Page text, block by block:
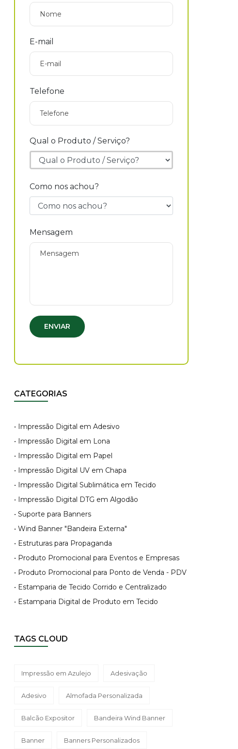
E-mail
Telefone
Qual o Produto / Serviço?
Como nos achou?
Mensagem
ENVIAR
CATEGORIAS
• Impressão Digital em Adesivo
• Impressão Digital em Lona
• Impressão Digital em Papel
• Impressão Digital UV em Chapa
• Impressão Digital Sublimática em Tecido
• Impressão Digital DTG em Algodão
• Suporte para Banners
• Wind Banner "Bandeira Externa"
• Estruturas para Propaganda
• Produto Promocional para Eventos e Empresas
• Produto Promocional para Ponto de Venda - PDV
• Estamparia de Tecido Corrido e Centralizado
• Estamparia Digital de Produto em Tecido
TAGS CLOUD
Impressão em Azulejo Adesivação
Adesivo Almofada Personalizada
Balcão Expositor Bandeira Wind Banner
Banner Banners Personalizados